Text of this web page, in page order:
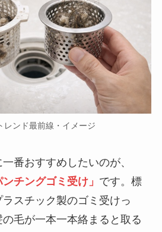
レンド最前線・イメージ
番おすすめしたいのが、
チングゴミ受け」 です。標
スチック製のゴミ受けっ
毛が一本一本絡まると取る